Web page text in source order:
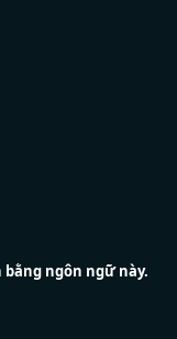
ngôn ngữ này.